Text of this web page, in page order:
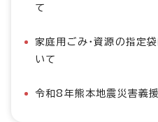
て
家庭用ごみ・資源の指定
いて
令和8年熊本地震災害義